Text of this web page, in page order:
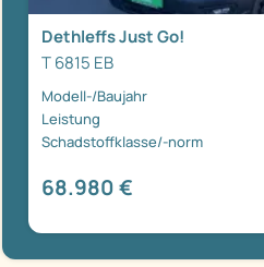
Dethleffs Just Go!
T 6815 EB
Modell-/Baujahr
Leistung
Schadstoffklasse/-norm
68.980 €